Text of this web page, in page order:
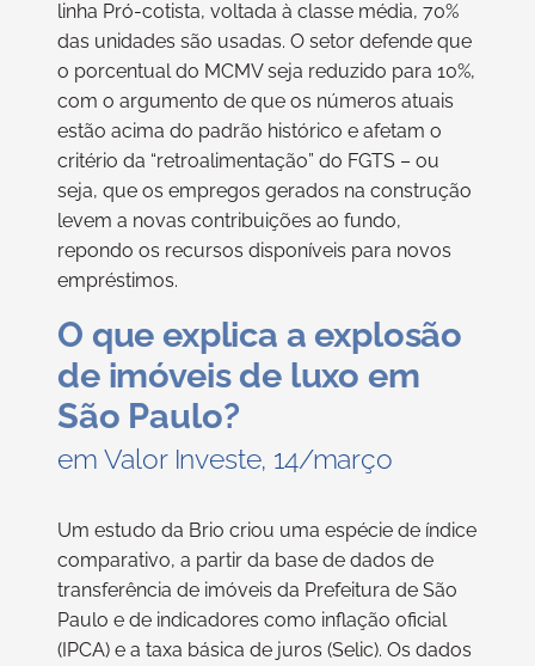
linha Pró-cotista, voltada à classe média, 70%
das unidades são usadas. O setor defende que
o porcentual do MCMV seja reduzido para 10%,
com o argumento de que os números atuais
estão acima do padrão histórico e afetam o
critério da “retroalimentação” do FGTS – ou
seja, que os empregos gerados na construção
levem a novas contribuições ao fundo,
repondo os recursos disponíveis para novos
empréstimos.
O que explica a explosão
de imóveis de luxo em
São Paulo?
em Valor Investe, 14/março
Um estudo da Brio criou uma espécie de índice
comparativo, a partir da base de dados de
transferência de imóveis da Prefeitura de São
Paulo e de indicadores como inflação oficial
(IPCA) e a taxa básica de juros (Selic). Os dados